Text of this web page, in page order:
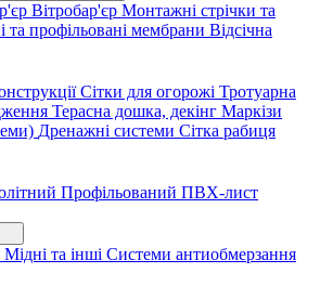
Вітробар'єр Монтажні стрічки та
та профільовані мембрани Відсічна
Сітки для огорожі Тротуарна
Терасна дошка, декінг Маркізи
Дренажні системи Сітка рабиця
Профільований ПВХ-лист
Мідні та інші Системи антиобмерзання